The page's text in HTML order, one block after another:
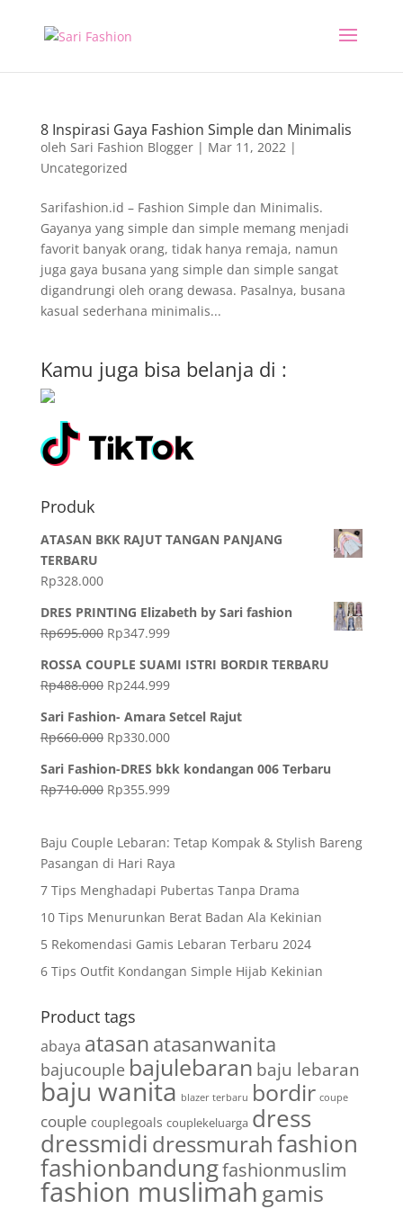
8 Inspirasi Gaya Fashion Simple dan Minimalis
oleh Sari Fashion Blogger| Mar 11, 2022|
Uncategorized
Sarifashion.id – Fashion Simple dan Minimalis.
Gayanya yang simple dan simple memang menjadi
favorit banyak orang, tidak hanya remaja, namun
juga gaya busana yang simple dan simple sangat
digandrungi oleh orang dewasa. Pasalnya, busana
kasual sederhana minimalis...
Kamu juga bisa belanja di :
Produk
ATASAN BKK RAJUT TANGAN PANJANG
TERBARU
Rp328.000
DRES PRINTING Elizabeth by Sari fashion
Rp695.000 Rp347.999
ROSSA COUPLE SUAMI ISTRI BORDIR TERBARU
Rp488.000 Rp244.999
Sari Fashion- Amara Setcel Rajut
Rp660.000 Rp330.000
Sari Fashion-DRES bkk kondangan 006 Terbaru
Rp710.000 Rp355.999
Baju Couple Lebaran: Tetap Kompak & Stylish Bareng
Pasangan di Hari Raya
7 Tips Menghadapi Pubertas Tanpa Drama
10 Tips Menurunkan Berat Badan Ala Kekinian
5 Rekomendasi Gamis Lebaran Terbaru 2024
6 Tips Outfit Kondangan Simple Hijab Kekinian
Product tags
abaya atasan atasanwanita
bajucouple bajulebaran baju lebaran
baju wanita blazer terbaru bordir coupe
couple couplegoals couplekeluarga dress
dressmidi dressmurahfashion
fashionbandungfashionmuslim
fashion muslimah gamis